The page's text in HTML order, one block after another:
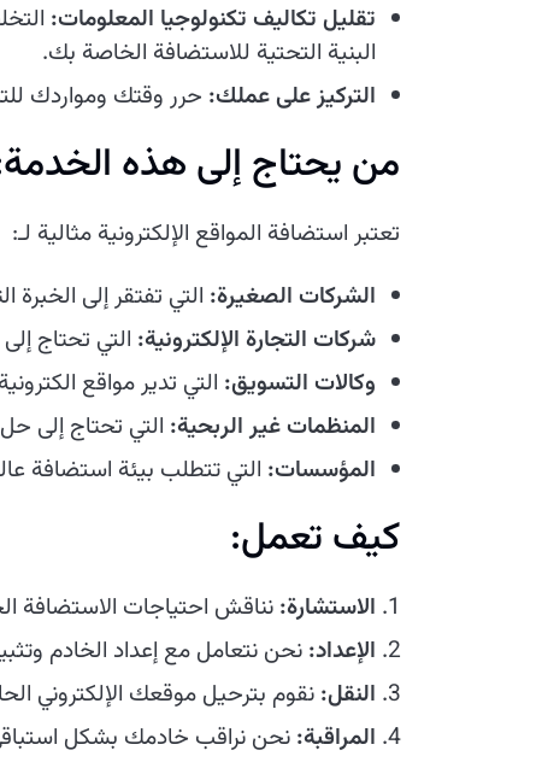
تقليل تكاليف تكنولوجيا المعلومات:
البنية التحتية للاستضافة الخاصة بك.
التركيز على عملك: حرر وقتك ومواردك
من يحتاج إلى هذه
تعتبر استضافة المواقع الإلكترونية مثالية لـ:
الشركات الصغيرة: التي تفتقر إلى الخبرة
شركات التجارة الإلكترونية: التي تحتاج
وكالات التسويق: التي تدير مواقع
المنظمات غير الربحية: التي تحتاج إلى
المؤسسات: التي تتطلب بيئة استضافة
كيف تعمل:
الاستشارة: نناقش احتياجات
الإعداد:نحن نتعامل مع إعداد الخادم
النقل: نقوم بترحيل موقعك الإلكتروني
المراقبة:نحن نراقب خادمك بشكل